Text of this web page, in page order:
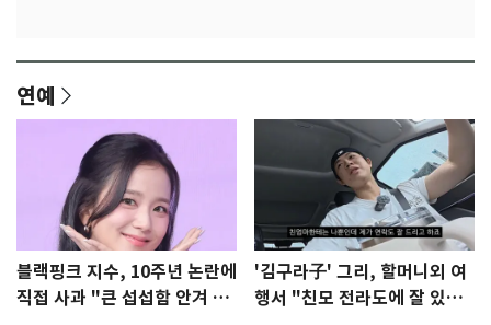
연예
블랙핑크 지수, 10주년 논란에
직접 사과 "큰 섭섭함 안겨 미
'김구라子' 그리, 할머니외 여
행서 "친모 전라도에 잘 있